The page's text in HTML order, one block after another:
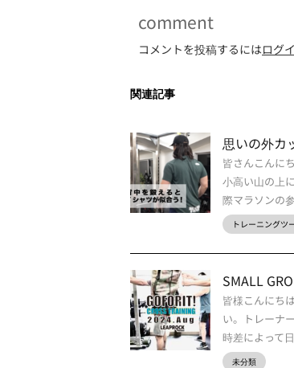
comment
コメントを投稿するにはログ
関連記事
思いの外カ
皆さんこんに
小高い山の上
際マラソンの
トレーニングツ
SMALL
皆様こんにち
い。トレーナ
時差によって
未分類